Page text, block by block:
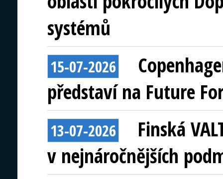
systémů
15-07-2026
představí na Future
13-07-2026
Finská
v nejnáročnějších